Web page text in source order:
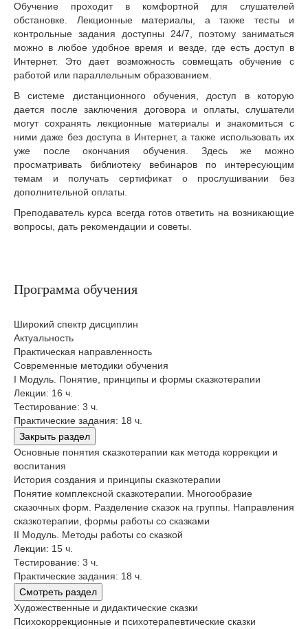
Обучение проходит в комфортной для слушателей
обстановке. Лекционные материалы, а также тесты и
контрольные задания доступны 24/7, поэтому заниматься
можно в любое удобное время и везде, где есть доступ в
Интернет. Это дает возможность совмещать обучение с
работой или параллельным образованием.
В системе дистанционного обучения, доступ в которую
дается после заключения договора и оплаты, слушатели
могут сохранять лекционные материалы и знакомиться с
ними даже без доступа в Интернет, а также использовать их
уже после окончания обучения. Здесь же можно
просматривать библиотеку вебинаров по интересующим
темам и получать сертификат о прослушивании без
дополнительной оплаты.
Преподаватель курса всегда готов ответить на возникающие
вопросы, дать рекомендации и советы.
Программа обучения
Широкий спектр дисциплин
Актуальность
Практическая направленность
Современные методики обучения
I Модуль. Понятие, принципы и формы сказкотерапии
Лекции: 16 ч.
Тестирование: 3 ч.
Практические задания: 18 ч.
Закрыть раздел
Основные понятия сказкотерапии как метода коррекции и
воспитания
История создания и принципы сказкотерапии
Понятие комплексной сказкотерапии. Многообразие
сказочных форм. Разделение сказок на группы. Направления
сказкотерапии, формы работы со сказками
II Модуль. Методы работы со сказкой
Лекции: 15 ч.
Тестирование: 3 ч.
Практические задания: 18 ч.
Смотреть раздел
Художественные и дидактические сказки
Психокоррекционные и психотерапевтические сказки